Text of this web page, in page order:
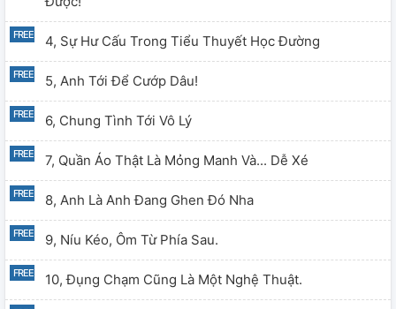
4, Sự Hư Cấu Trong Tiểu Thuyết Học Đường
5, Anh Tới Để Cướp Dâu!
6, Chung Tình Tới Vô Lý
7, Quần Áo Thật Là Mỏng Manh Và... Dễ Xé
8, Anh Là Anh Đang Ghen Đó Nha
9, Níu Kéo, Ôm Từ Phía Sau.
10, Đụng Chạm Cũng Là Một Nghệ Thuật.